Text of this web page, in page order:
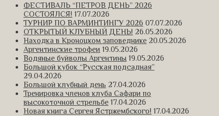
ФЕСТИВАЛЬ “ПЕТРОВ ДЕНЬ” 2026
СОСТОЯЛСЯ! 17.07.2026
ТУРНИР ПО ВАРМИНТИНГУ 2026 07.07.2026
ОТКРЫТЫЙ КЛУБНЫЙ ДЕНЬ! 26.05.2026
Находка в Кроноцком заповеднике 20.05.2026
Аргентинские трофеи 19.05.2026
Водяные буйволы Аргентины 19.05.2026
Большой кубок “Русская подсадная”
29.04.2026
Большой клубный день 27.04.2026
Тренировка членов клуба Сафари по
высокоточной стрельбе 17.04.2026
Новая книга Сергея Ястржембского! 17.04.2026